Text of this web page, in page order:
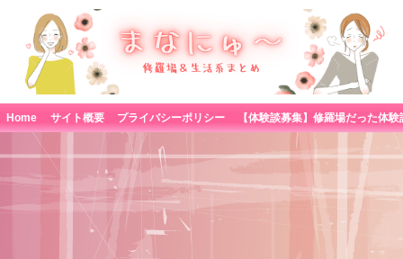
Home サイト概要 プライバシーポリシー